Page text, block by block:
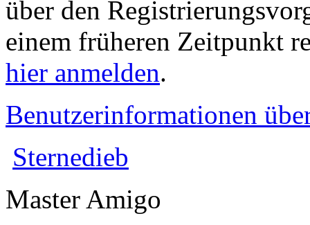
über den
einem früheren Zeitpunkt
hier anmelden.
Benutzerinformationen
Sternedieb
Master Amigo